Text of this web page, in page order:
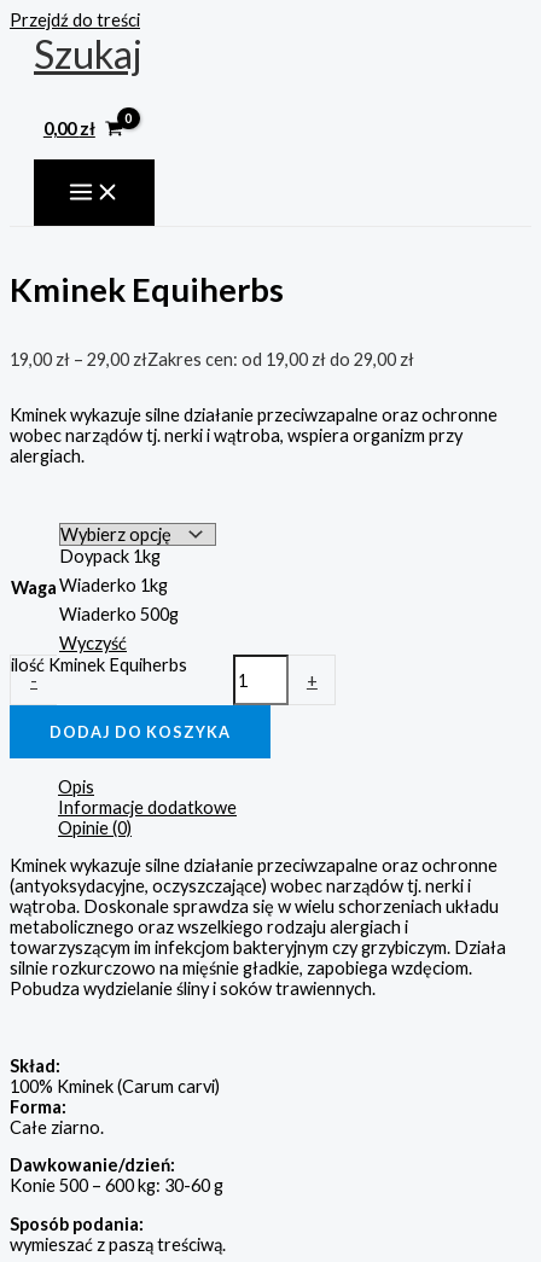
Przejdź do treści
Szukaj
0,00zł
Kminek Equiherbs
19,00 zł – 29,00 złZakres cen: od 19,00 zł do 29,00 zł
Kminek wykazuje silne działanie przeciwzapalne oraz ochronne
wobec narządów tj. nerki i wątroba, wspiera organizm przy
alergiach.
Waga
Doypack 1kg
Wiaderko 1kg
Wiaderko 500g
Wyczyść
-
ilość Kminek Equiherbs
+
DODAJ DO KOSZYKA
Opis
Informacje dodatkowe
Opinie (0)
Kminek wykazuje silne działanie przeciwzapalne oraz ochronne
(antyoksydacyjne, oczyszczające) wobec narządów tj. nerki i
wątroba. Doskonale sprawdza się w wielu schorzeniach układu
metabolicznego oraz wszelkiego rodzaju alergiach i
towarzyszącym im infekcjom bakteryjnym czy grzybiczym. Działa
silnie rozkurczowo na mięśnie gładkie, zapobiega wzdęciom.
Pobudza wydzielanie śliny i soków trawiennych.
Skład:
100% Kminek (Carum carvi)
Forma:
Całe ziarno.
Dawkowanie/dzień:
Konie 500 – 600 kg: 30-60 g
Sposób podania:
wymieszać z paszą treściwą.